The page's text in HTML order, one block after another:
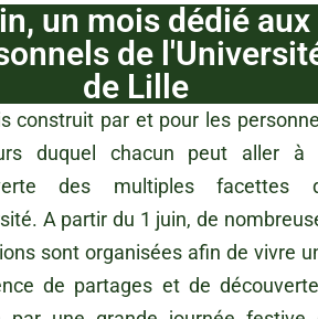
un mois dédié aux
de
de Lille
construit par et pour les
duquel chacun peut aller à
des multiples facettes
A partir du 1 juin, de
sont organisées afin de vivre
de partages et de